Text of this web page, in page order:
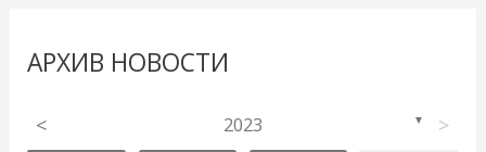
АРХИВ НОВОСТИ
< 2023 ▼ >